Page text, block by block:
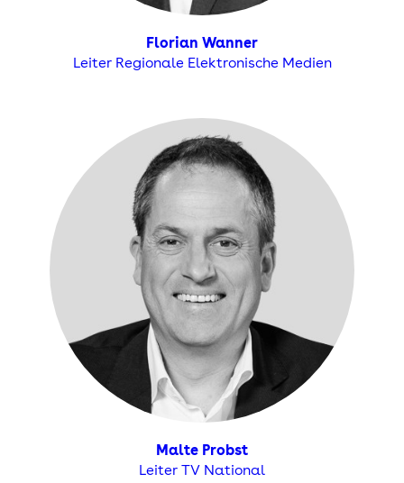
Florian Wanner
Leiter Regionale Elektronische Medien
Malte Probst
Leiter TV National